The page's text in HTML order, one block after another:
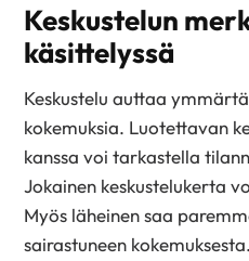
Keskustelun
käsittelyssä
Keskustelu auttaa
kokemuksia. Luotettavan
kanssa voi tarkastella
Jokainen keskustelukerta
Myös läheinen saa
sairastuneen